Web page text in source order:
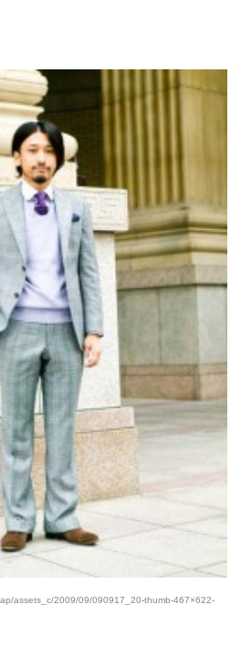
assets_c/2009/09/090917_20-thumb-467×622-